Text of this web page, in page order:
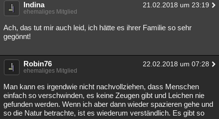
Indina 21.02.2018 um 23:19
ehemaliges Mitglied
Ach, das tut mir auch leid, ich hätte es ihrer Familie so sehr
gegönnt!
Robin76 22.02.2018 um 07:28
ehemaliges Mitglied
Man kann es irgendwie nicht nachvollziehen, dass Menschen
einfach so verschwinden, es keine Zeugen gibt und Leichen nie
gefunden werden. Wenn ich aber dann wieder spazieren gehe und
so die Natur betrachte, ist es wiederum verständlich. Es gibt so